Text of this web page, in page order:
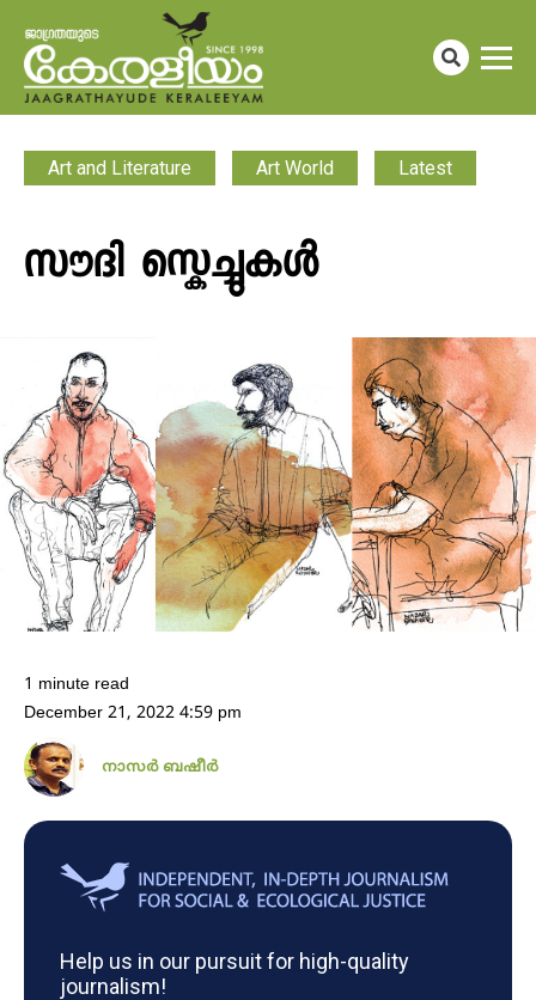
Art and Literature Art World Latest
സൗദി സ്കെച്ചുകൾ
1 minute read
December 21, 2022 4:59 pm
നാസർ ബഷീർ
Help us in our pursuit for high-quality
journalism!